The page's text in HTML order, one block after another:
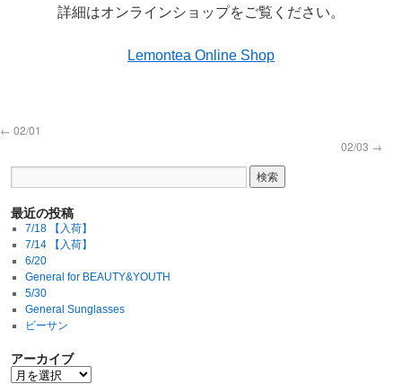
詳細はオンラインショップをご覧ください。
Lemontea Online Shop
← 02/01
02/03 →
最近の投稿
7/18 【入荷】
7/14 【入荷】
6/20
General for BEAUTY&YOUTH
5/30
General Sunglasses
ビーサン
アーカイブ